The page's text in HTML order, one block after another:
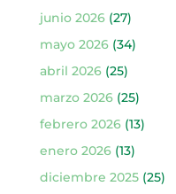
junio 2026(27)
mayo 2026(34)
abril 2026(25)
marzo 2026(25)
febrero 2026(13)
enero 2026(13)
diciembre 2025(25)